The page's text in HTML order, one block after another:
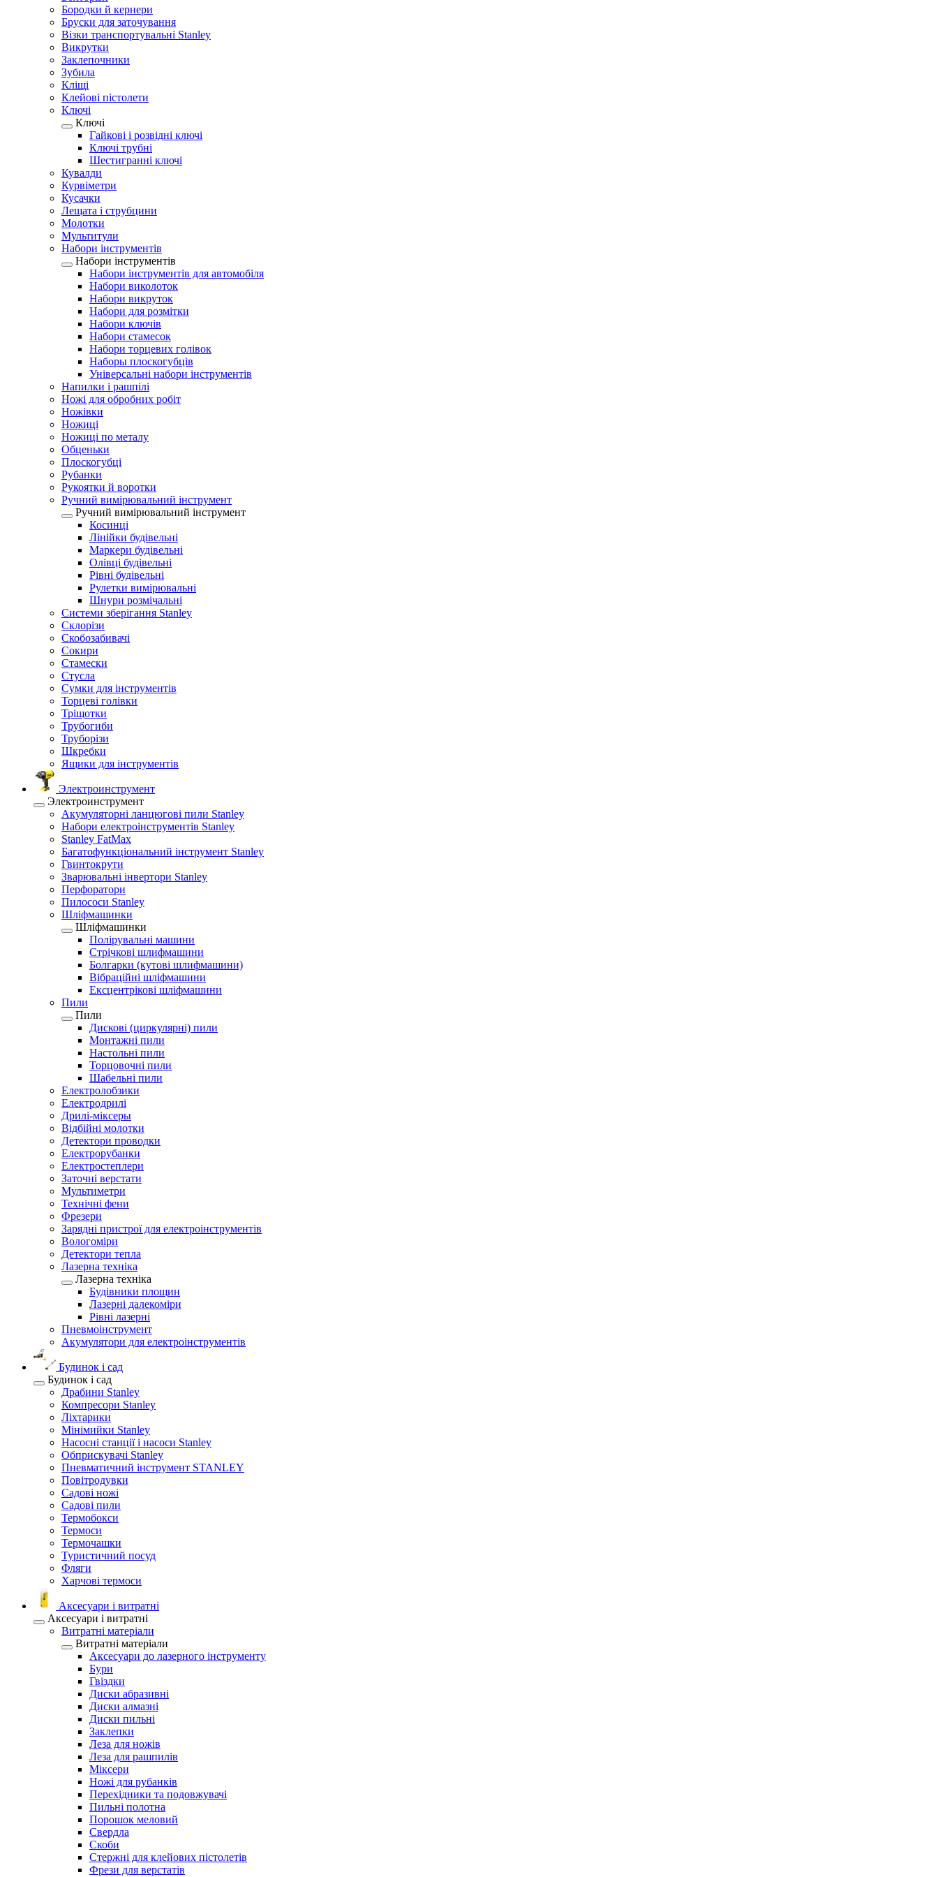
Бородки й кернери
Бруски для заточування
Візки транспортувальні Stanley
Викрутки
Заклепочники
Зубила
Кліщі
Клейові пістолети
Ключі
Ключі
Гайкові і розвідні ключі
Ключі трубні
Шестигранні ключі
Кувалди
Курвіметри
Кусачки
Лещата і струбцини
Молотки
Мультитули
Набори інструментів
Набори інструментів
Набори інструментів для автомобіля
Набори виколоток
Набори викруток
Набори для розмітки
Набори ключів
Набори стамесок
Набори торцевих голівок
Наборы плоскогубців
Універсальні набори інструментів
Напилки і рашпілі
Ножі для обробних робіт
Ножівки
Ножиці
Ножиці по металу
Обценьки
Плоскогубці
Рубанки
Рукоятки й воротки
Ручний вимірювальний інструмент
Ручний вимірювальний інструмент
Косинці
Лінійки будівельні
Маркери будівельні
Олівці будівельні
Рівні будівельні
Рулетки вимірювальні
Шнури розмічальні
Системи зберігання Stanley
Склорізи
Скобозабивачі
Сокири
Стамески
Стусла
Сумки для інструментів
Торцеві голівки
Тріщотки
Трубогиби
Труборізи
Шкребки
Ящики для інструментів
Электроинструмент
Электроинструмент
Акумуляторні ланцюгові пили Stanley
Набори електроінструментів Stanley
Stanley FatMax
Багатофункціональний інструмент Stanley
Гвинтокрути
Зварювальні інвертори Stanley
Перфоратори
Пилососи Stanley
Шліфмашинки
Шліфмашинки
Полірувальні машини
Стрічкові шлифмашини
Болгарки (кутові шлифмашини)
Вібраційні шліфмашини
Ексцентрікові шліфмашини
Пили
Пили
Дискові (циркулярні) пили
Монтажні пили
Настольні пили
Торцовочні пили
Шабельні пили
Електролобзики
Електродрилі
Дрилі-міксеры
Відбійні молотки
Детектори проводки
Електрорубанки
Електростеплери
Заточні верстати
Мультиметри
Технічні фени
Фрезери
Зарядні пристрої для електроінструментів
Вологоміри
Детектори тепла
Лазерна техніка
Лазерна техніка
Будівники площин
Лазерні далекоміри
Рівні лазерні
Пневмоінструмент
Акумулятори для електроінструментів
Будинок і сад
Будинок і сад
Драбини Stanley
Компресори Stanley
Ліхтарики
Мінімийки Stanley
Насосні станції і насоси Stanley
Обприскувачі Stanley
Пневматичний інструмент STANLEY
Повітродувки
Садові ножі
Садові пили
Термобокси
Термоси
Термочашки
Туристичний посуд
Фляги
Харчові термоси
Аксесуари і витратні
Аксесуари і витратні
Витратні матеріали
Витратні матеріали
Аксесуари до лазерного інструменту
Бури
Гвіздки
Диски абразивні
Диски алмазні
Диски пильні
Заклепки
Леза для ножів
Леза для рашпилів
Міксери
Ножі для рубанків
Перехідники та подовжувачі
Пильні полотна
Порошок меловий
Свердла
Скоби
Стержні для клейових пістолетів
Фрези для верстатів